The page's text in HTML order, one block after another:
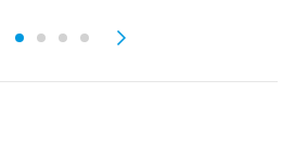
しすぎることはありません。
に近くでサポートし、分からないこと
声をかけてフォローします。未経験
で、安心してステップアップできま
実際に独立したスタッフも多数。オー
評価】